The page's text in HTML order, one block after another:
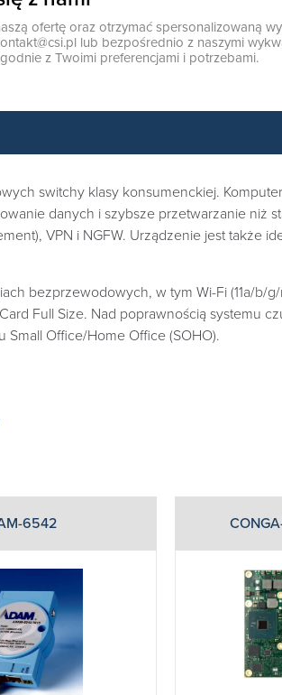
ofertę oraz otrzymać spersonalizowaną
lub bezpośrednio z naszymi
z Twoimi preferencjami i potrzebami.
switchy klasy konsumenckiej.
danych i szybsze przetwarzanie niż
VPN i NGFW. Urządzenie jest także
bezprzewodowych, w tym Wi-Fi (11a/b/
Full Size. Nad poprawnością systemu
Office/Home Office (SOHO).
6542